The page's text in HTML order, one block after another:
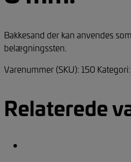
Bakkesand der kan anvendes
belægningssten.
Varenummer (SKU):150 Kategori:
Relaterede